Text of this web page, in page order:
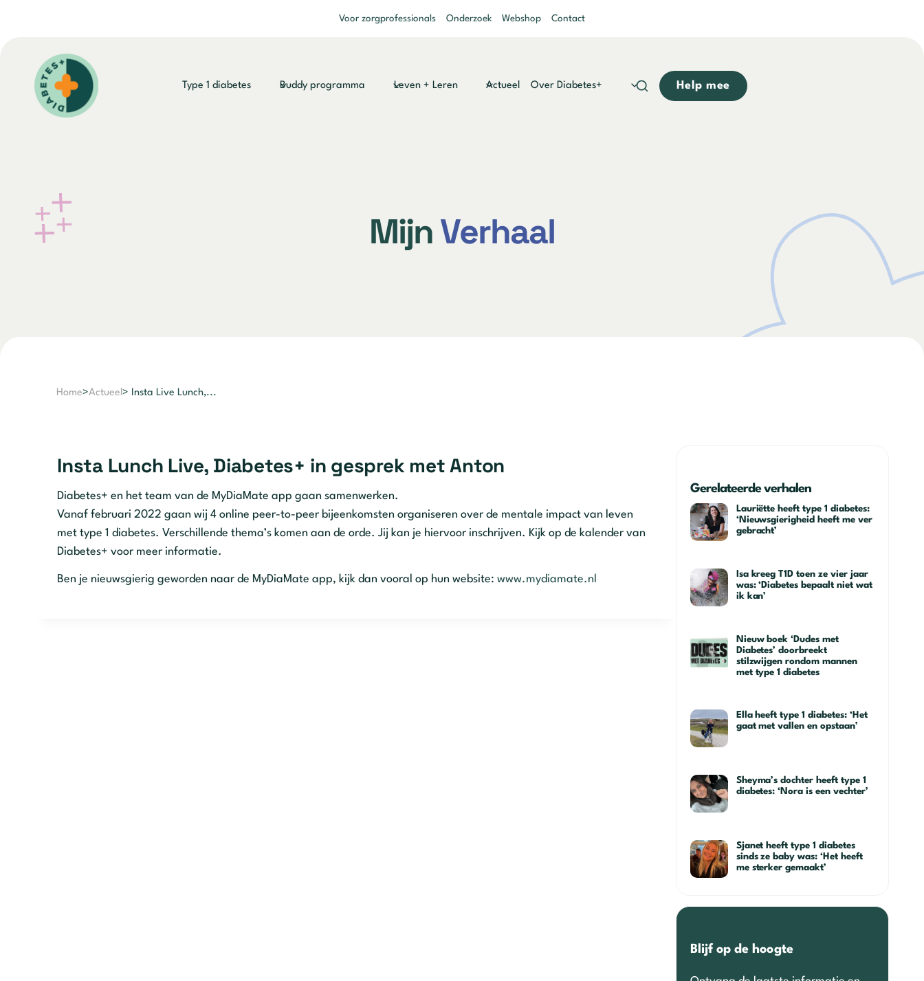
Voor zorgprofessionals Onderzoek Webshop Contact
Type 1 diabetes Buddy programma Leven + Leren Actueel Over Diabetes+ Help mee
MijnVerhaal
Home>Actueel> Insta Live Lunch,...
Insta Lunch Live, Diabetes+ in gesprek met Anton
Diabetes+ en het team van de MyDiaMate app gaan samenwerken.
Vanaf februari 2022 gaan wij 4 online peer-to-peer bijeenkomsten organiseren over de mentale impact van leven
met type 1 diabetes. Verschillende thema’s komen aan de orde. Jij kan je hiervoor inschrijven. Kijk op de kalender van
Diabetes+ voor meer informatie.
Ben je nieuwsgierig geworden naar de MyDiaMate app, kijk dan vooral op hun website: www.mydiamate.nl
Gerelateerde verhalen
Lauriëtte heeft type 1 diabetes:
‘Nieuwsgierigheid heeft me ver
gebracht’
Isa kreeg T1D toen ze vier jaar
was: ‘Diabetes bepaalt niet wat
ik kan’
Nieuw boek ‘Dudes met
Diabetes’ doorbreekt
stilzwijgen rondom mannen
met type 1 diabetes
Ella heeft type 1 diabetes: ‘Het
gaat met vallen en opstaan’
Sheyma’s dochter heeft type 1
diabetes: ‘Nora is een vechter’
Sjanet heeft type 1 diabetes
sinds ze baby was: ‘Het heeft
me sterker gemaakt’
Blijf op de hoogte